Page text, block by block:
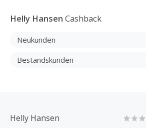
Helly Hansen Cashback
Neukunden
Bestandskunden
Helly Hansen